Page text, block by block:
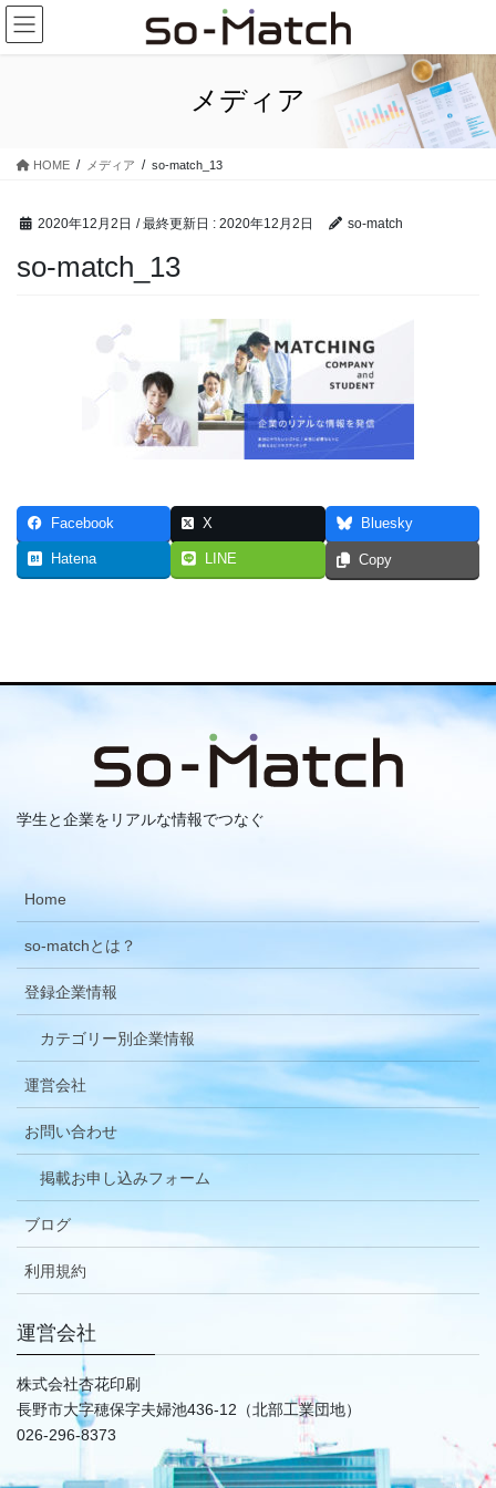
コ
ン
ナ
ビ
メディア
HOME メディア so-match_13
2020年12月2日 / 最終更新日 : 2020年12月2日 so-match
so-match_13
Facebook X Bluesky
Hatena LINE Copy
学生と企業をリアルな情報でつなぐ
Home
so-matchとは？
登録企業情報
カテゴリー別企業情報
運営会社
お問い合わせ
掲載お申し込みフォーム
ブログ
利用規約
運営会社
株式会社杏花印刷
長野市大字穂保字夫婦池436-12（北部工業団地）
026-296-8373